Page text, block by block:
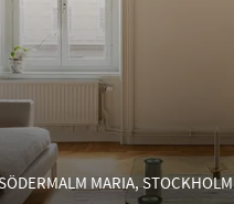
MARIA, STOCKHOLM